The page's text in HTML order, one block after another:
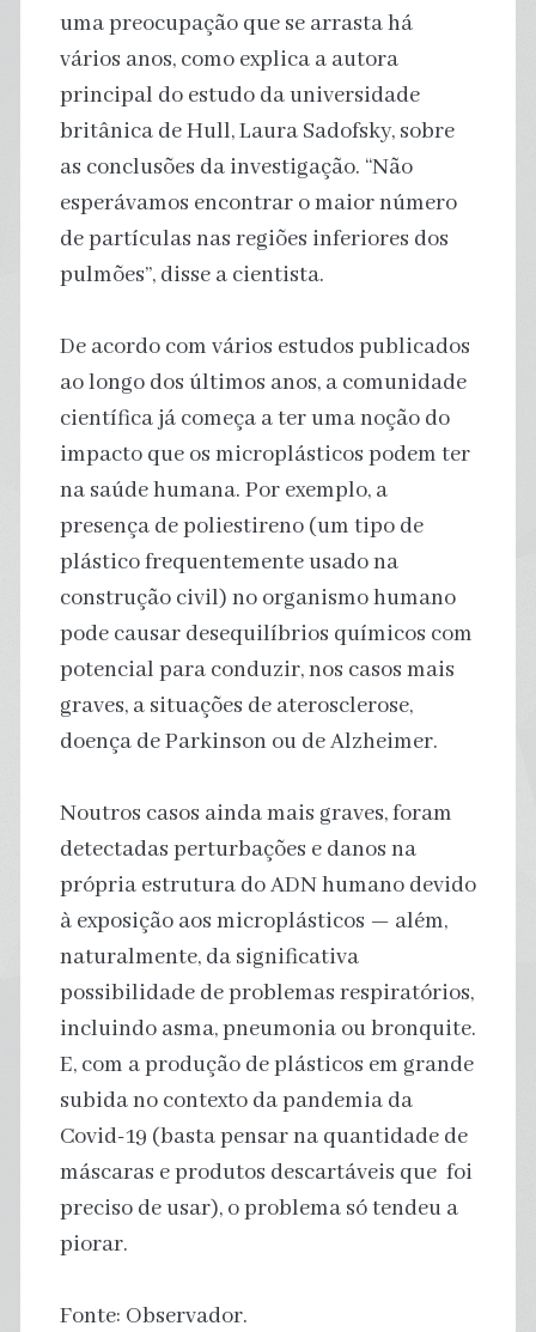
uma preocupação que se arrasta há
vários anos, como explica a autora
principal do estudo da universidade
britânica de Hull, Laura Sadofsky, sobre
as conclusões da investigação. “Não
esperávamos encontrar o maior número
de partículas nas regiões inferiores dos
pulmões”, disse a cientista.
De acordo com vários estudos publicados
ao longo dos últimos anos, a comunidade
científica já começa a ter uma noção do
impacto que os microplásticos podem ter
na saúde humana. Por exemplo, a
presença de poliestireno (um tipo de
plástico frequentemente usado na
construção civil) no organismo humano
pode causar desequilíbrios químicos com
potencial para conduzir, nos casos mais
graves, a situações de aterosclerose,
doença de Parkinson ou de Alzheimer.
Noutros casos ainda mais graves, foram
detectadas perturbações e danos na
própria estrutura do ADN humano devido
à exposição aos microplásticos — além,
naturalmente, da significativa
possibilidade de problemas respiratórios,
incluindo asma, pneumonia ou bronquite.
E, com a produção de plásticos em grande
subida no contexto da pandemia da
Covid-19 (basta pensar na quantidade de
máscaras e produtos descartáveis que foi
preciso de usar), o problema só tendeu a
piorar.
Fonte: Observador.